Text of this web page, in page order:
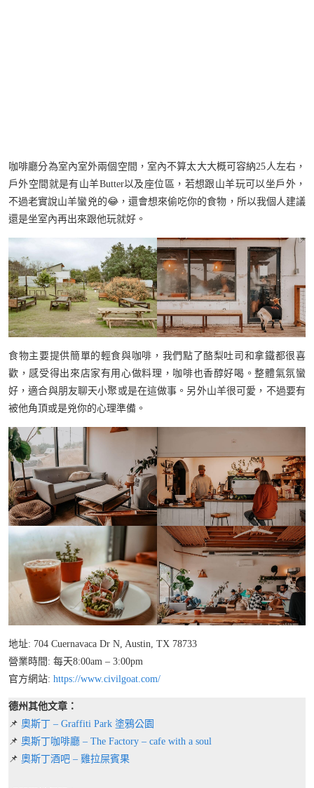
咖啡廳分為室內室外兩個空間，室內不算太大大概可容納25人左右，
戶外空間就是有山羊Butter以及座位區，若想跟山羊玩可以坐戶外，
不過老實說山羊蠻兇的😂，還會想來偷吃你的食物，所以我個人建議
還是坐室內再出來跟他玩就好。
食物主要提供簡單的輕食與咖啡，我們點了酪梨吐司和拿鐵都很喜
歡，感受得出來店家有用心做料理，咖啡也香醇好喝。整體氣氛蠻
好，適合與朋友聊天小聚或是在這做事。另外山羊很可愛，不過要有
被他角頂或是兇你的心理準備。
地址: 704 Cuernavaca Dr N, Austin, TX 78733
營業時間: 每天8:00am – 3:00pm
官方網站: https://www.civilgoat.com/
德州其他文章：
📌 奧斯丁 – Graffiti Park 塗鴉公園
📌 奧斯丁咖啡廳 – The Factory – cafe with a soul
📌 奧斯丁酒吧 – 雞拉屎賓果